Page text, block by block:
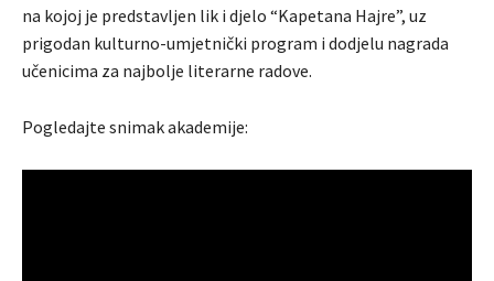
na kojoj je predstavljen lik i djelo “Kapetana Hajre”, uz
prigodan kulturno-umjetnički program i dodjelu nagrada
učenicima za najbolje literarne radove.
Pogledajte snimak akademije: